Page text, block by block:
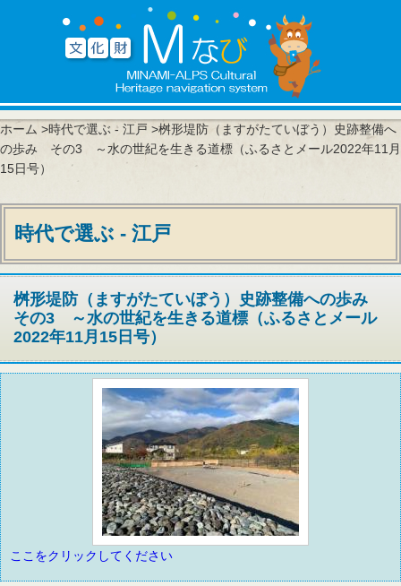
ホーム >時代で選ぶ - 江戸 >桝形堤防（ますがたていぼう）史跡整備へ
の歩み その3 ～水の世紀を生きる道標（ふるさとメール2022年11月
15日号）
時代で選ぶ - 江戸
桝形堤防（ますがたていぼう）史跡整備への歩み
その3 ～水の世紀を生きる道標（ふるさとメール
2022年11月15日号）
ここをクリックしてください